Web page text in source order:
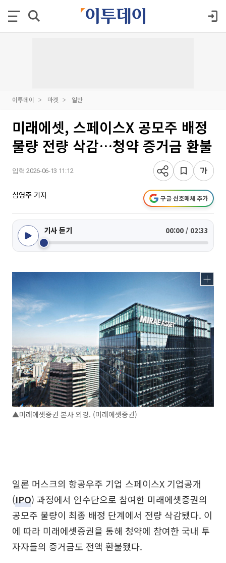
이투데이 마켓 일반
미래에셋, 스페이스X 공모주 배정
물량 전량 삭감…청약 증거금 환불
입력 2026-06-13 11:12
심영주 기자 구글 선호매체 추가
기사 듣기 00:00 / 02:33
▲미래에셋증권 본사 외경. (미래에셋증권)
일론 머스크의 항공우주 기업 스페이스X 기업공개
(IPO) 과정에서 인수단으로 참여한 미래에셋증권의
공모주 물량이 최종 배정 단계에서 전량 삭감됐다. 이
에 따라 미래에셋증권을 통해 청약에 참여한 국내 투
자자들의 증거금도 전액 환불됐다.